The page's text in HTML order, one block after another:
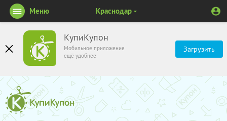
КупиКупон
Мобильное приложение
ещё удобнее
Загрузить
Меню Краснодар